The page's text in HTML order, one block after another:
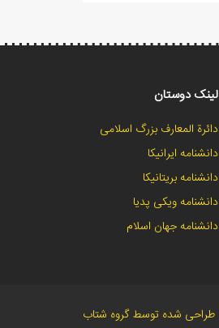
لینک دوستان
دائرة المعارف بزرگ اسلامی
دانشنامه ایرانیکا
دانشنامه بریتانیکا
دانشنامه ویکی پدیا
دانشنامه جهان اسلام
طراحی شده توسط گروه شتاب